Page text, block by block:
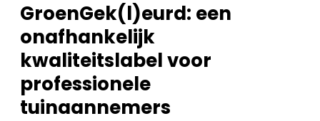
GroenGek(l)eurd: een
onafhankelijk
kwaliteitslabel voor
professionele
tuinaannemers